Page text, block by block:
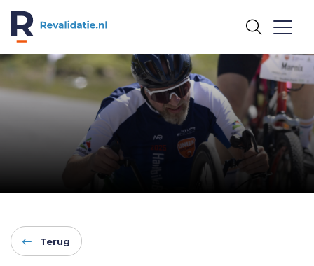
REVALIDATIE.NL
Terug